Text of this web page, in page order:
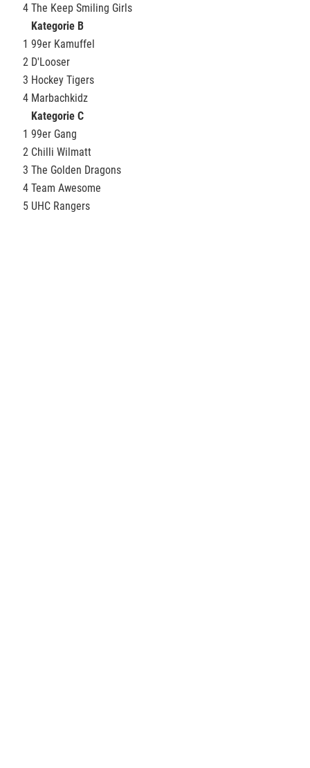
4 The Keep Smiling Girls
Kategorie B
1 99er Kamuffel
2 D'Looser
3 Hockey Tigers
4 Marbachkidz
Kategorie C
1 99er Gang
2 Chilli Wilmatt
3 The Golden Dragons
4 Team Awesome
5 UHC Rangers